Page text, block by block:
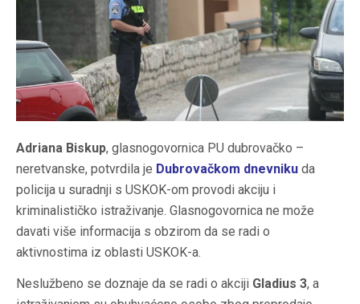
Adriana Biskup, glasnogovornica PU dubrovačko –
neretvanske, potvrdila je Dubrovačkom dnevniku da
policija u suradnji s USKOK-om provodi akciju i
kriminalističko istraživanje. Glasnogovornica ne može
davati više informacija s obzirom da se radi o
aktivnostima iz oblasti USKOK-a.
Neslužbeno se doznaje da se radi o akciji Gladius 3, a